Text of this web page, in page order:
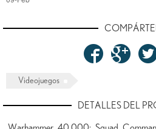
Videojuegos
DETALLES DEL